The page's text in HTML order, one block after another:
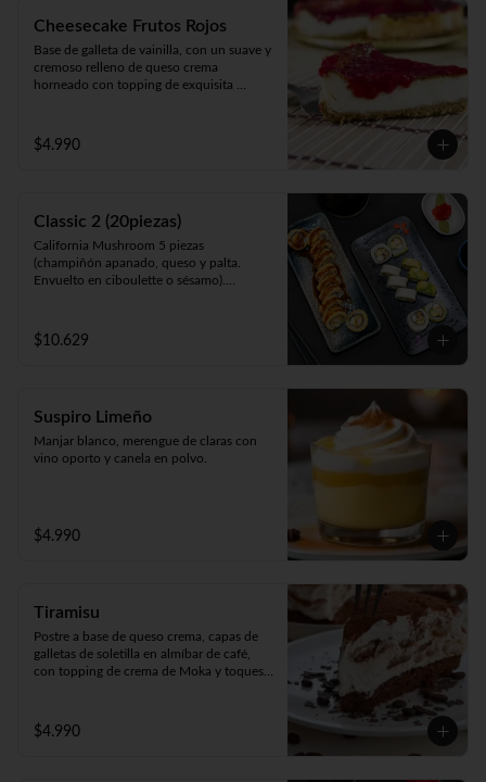
Cheesecake Frutos Rojos
Base de galleta de vainilla, con un suave y
cremoso relleno de queso crema
horneado con topping de exquisita
$4.990
Classic 2 (20piezas)
California Mushroom 5 piezas
(champiñón apanado, queso y palta.
Envuelto en ciboulette o sésamo).
Panko Katsu 10 piezas (pollo apanado,
queso y cebollín. Frito en panko).
$10.629
Suspiro Limeño
Manjar blanco, merengue de claras con
vino oporto y canela en polvo.
$4.990
Tiramisu
Postre a base de queso crema, capas de
galletas de soletilla en almíbar de café,
con topping de crema de Moka y toques
$4.990